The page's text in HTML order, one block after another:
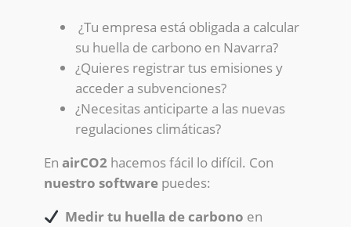
¿Tu empresa está obligada a calcular
su huella de carbono en Navarra?
¿Quieres registrar tus emisiones y
acceder a subvenciones?
¿Necesitas anticiparte a las nuevas
regulaciones climáticas?
En airCO2 hacemos fácil lo difícil. Con
nuestro softwarepuedes:
Medir tu huella de carbono en